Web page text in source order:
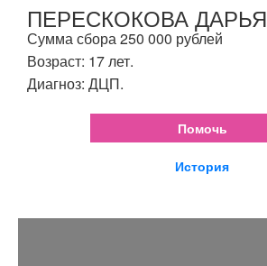
ПЕРЕСКОКОВА ДАРЬЯ
Сумма сбора 250 000 рублей
Возраст: 17 лет.
Диагноз: ДЦП.
Помочь
История